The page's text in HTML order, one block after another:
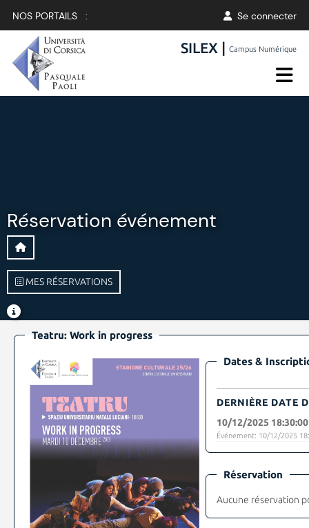
NOS PORTAILS : Se connecter
SILEX |Campus Numérique
Réservation événement
MES RÉSERVATIONS
Teatru: Work in progress
Dates &
DERNIÈRE DATE
10/12/2025 18:30:00
Événement: 10/12/2025
Réservation
Aucune réservation